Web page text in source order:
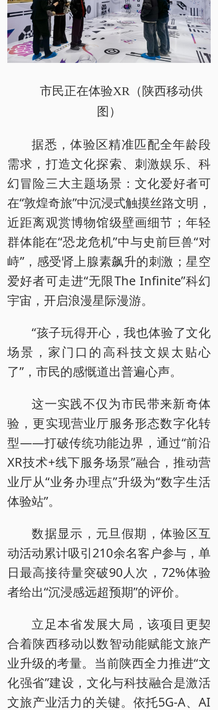
市民正在体验XR（陕西移动供
图）
据悉，体验区精准匹配全年龄段
需求，打造文化探索、刺激娱乐、科
幻冒险三大主题场景：文化爱好者可
在“敦煌奇旅”中沉浸式触摸丝路文明，
近距离观赏博物馆级壁画细节；年轻
群体能在“恐龙危机”中与史前巨兽“对
峙”，感受肾上腺素飙升的刺激；星空
爱好者可走进“无限The Infinite”科幻
宇宙，开启浪漫星际漫游。
“孩子玩得开心，我也体验了文化
场景，家门口的高科技文娱太贴心
了”，市民的感慨道出普遍心声。
这一实践不仅为市民带来新奇体
验，更实现营业厅服务形态数字化转
型——打破传统功能边界，通过“前沿
XR技术+线下服务场景”融合，推动营
业厅从“业务办理点”升级为“数字生活
体验站”。
数据显示，元旦假期，体验区互
动活动累计吸引210余名客户参与，单
日最高接待量突破90人次，72%体验
者给出“沉浸感远超预期”的评价。
立足本省发展大局，该项目更契
合着陕西移动以数智动能赋能文旅产
业升级的考量。当前陕西全力推进“文
化强省”建设，文化与科技融合是激活
文旅产业活力的关键。依托5G-A、AI